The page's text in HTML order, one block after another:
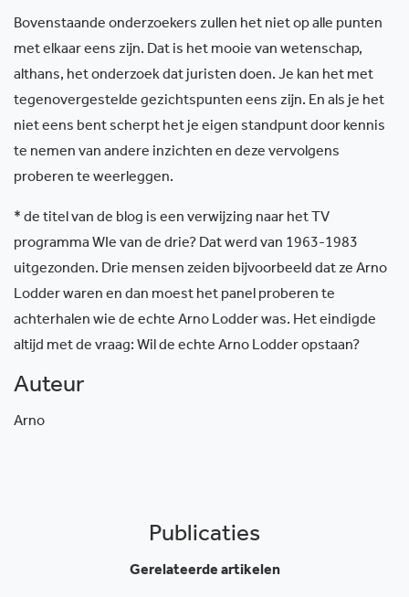
Bovenstaande onderzoekers zullen het niet op alle punten
met elkaar eens zijn. Dat is het mooie van wetenschap,
althans, het onderzoek dat juristen doen. Je kan het met
tegenovergestelde gezichtspunten eens zijn. En als je het
niet eens bent scherpt het je eigen standpunt door kennis
te nemen van andere inzichten en deze vervolgens
proberen te weerleggen.
* de titel van de blog is een verwijzing naar het TV
programma WIe van de drie? Dat werd van 1963-1983
uitgezonden. Drie mensen zeiden bijvoorbeeld dat ze Arno
Lodder waren en dan moest het panel proberen te
achterhalen wie de echte Arno Lodder was. Het eindigde
altijd met de vraag: Wil de echte Arno Lodder opstaan?
Auteur
Arno
Publicaties
Gerelateerde artikelen